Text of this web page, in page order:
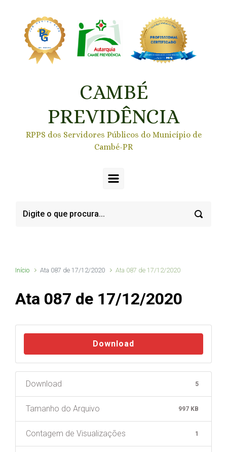
CAMBÉ
PREVIDÊNCIA
RPPS dos Servidores Públicos do Município de
Cambé-PR
Início Ata 087 de 17/12/2020 Ata 087 de 17/12/2020
Ata 087 de 17/12/2020
Download
Download 5
Tamanho do Arquivo 997 KB
Contagem de Visualizações 1